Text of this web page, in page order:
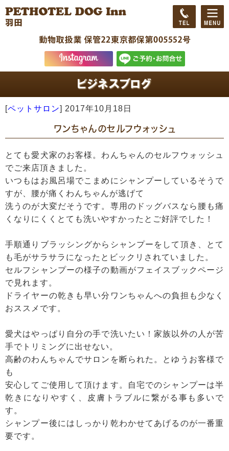
[ペットサロン] 2017年10月18日
ワンちゃんのセルフウォッシュ
とても愛犬家のお客様。わんちゃんのセルフウォッシュ
でご来店頂きました。
いつもはお風呂場でこまめにシャンプーしているそうで
すが、腰が痛くわんちゃんが逃げて
洗うのが大変だそうです。専用のドッグバスなら腰も痛
くなりにくくとても洗いやすかったとご好評でした！
手順通りブラッシングからシャンプーをして頂き、とて
も毛がサラサラになったとビックリされていました。
セルフシャンプーの様子の動画がフェイスブックページ
で見れます。
ドライヤーの乾きも早い分ワンちゃんへの負担も少なく
おススメです。
愛犬はやっぱり自分の手で洗いたい！家族以外の人が苦
手でトリミングに出せない。
高齢のわんちゃんでサロンを断られた。とゆうお客様で
も
安心してご使用して頂けます。自宅でのシャンプーは半
乾きになりやすく、皮膚トラブルに繋がる事も多いで
す。
シャンプー後にはしっかり乾わかせてあげるのが一番重
要です。